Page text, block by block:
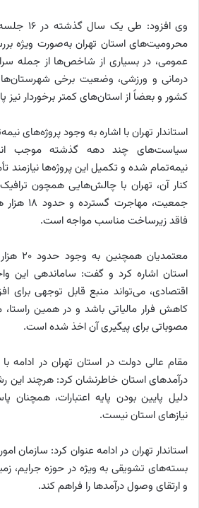
وی
محرومیت‌های استان تهران به‌صورت ویژه
عمومی، در بسیاری از شاخص‌ها از جمله
درمانی و ورزشی، وضعیت برخی
کشور و بعضاً از استان‌های کمتر برخوردار نیز
استاندار تهران با اشاره به وجود پروژه‌های
سیاست‌های چند دهه گذشته موجب
نیمه‌تمام شده و تکمیل این پروژه‌ها نیازمند
کنار آن، تهران با چالش‌هایی همچون
جمعیت،
فاقد زیرساخت مناسب مواجه است.
استان اشاره کرد و گفت: ساماندهی این
اقتصادی، می‌تواند منبع قابل توجهی برای
کاهش فرار مالیاتی باشد و در همین
مصوباتی برای پیگیری آن اخذ شده است.
درآمدهای استان خاطرنشان کرد: هرچند این
دلیل پایین بودن پایه اعتبارات،
نیازهای استان نیست.
استاندار تهران در ادامه عنوان کرد: سازمان
بسته‌های تشویقی به‌ ویژه در حوزه جرایم،
و ارتقای وصول درآمدها را فراهم کند.